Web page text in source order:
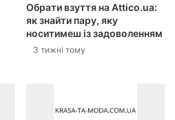
Обрати взуття на Attico.ua:
як знайти пару, яку
носитимеш із задоволенням
3 тижні тому